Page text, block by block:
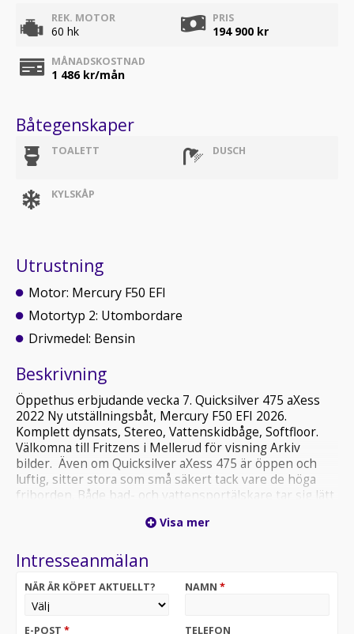
REK. MOTOR
60 hk
PRIS
194 900 kr
MÅNADSKOSTNAD
1 486kr/mån
Båtegenskaper
TOALETT DUSCH
KYLSKÅP
Utrustning
Motor: Mercury F50 EFI
Motortyp 2: Utombordare
Drivmedel: Bensin
Beskrivning
Öppethus erbjudande vecka 7. Quicksilver 475 aXess
2022 Ny utställningsbåt, Mercury F50 EFI 2026.
Komplett dynsats, Stereo, Vattenskidbåge, Softfloor.
Välkomna till Fritzens i Mellerud för visning Arkiv
bilder. Även om Quicksilver aXess 475 är öppen och
luftig, sitter stora som små säkert tack vare de höga
friborden. Både bad- och vattensportälskare tar sig lätt
av ett stabilt och grundgående M-skrov som gör att
Inga problem att gå runt i båten tack vare durkens
tack vare den medföljande säkerhetsutrustningen som
omfattar brandsläckare, förtöjningsutrustning och
Visa mer
Intresseanmälan
NÄR ÄR KÖPET AKTUELLT? NAMN *
E-POST * TELEFON